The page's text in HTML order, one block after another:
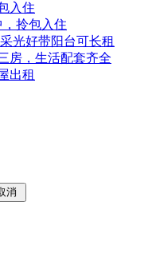
入住
拎包入住
光好带阳台可长租
房，生活配套齐全
出租